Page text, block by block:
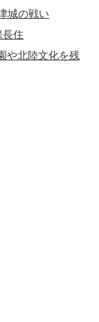
城の戦い
住
や北陸文化を残